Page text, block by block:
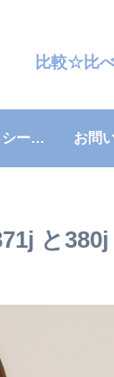
比較☆比
プライバシーポリシー・免責事項 お問
と